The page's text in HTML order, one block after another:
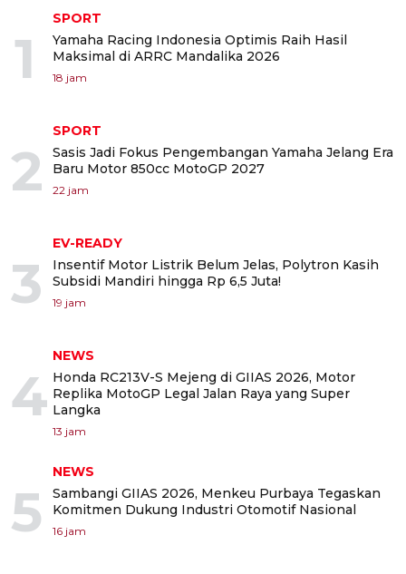
1
SPORT
Yamaha Racing Indonesia Optimis Raih Hasil
Maksimal di ARRC Mandalika 2026
18 jam
2
SPORT
Sasis Jadi Fokus Pengembangan Yamaha Jelang Era
Baru Motor 850cc MotoGP 2027
22 jam
3
EV-READY
Insentif Motor Listrik Belum Jelas, Polytron Kasih
Subsidi Mandiri hingga Rp 6,5 Juta!
19 jam
4
NEWS
Honda RC213V-S Mejeng di GIIAS 2026, Motor
Replika MotoGP Legal Jalan Raya yang Super
Langka
13 jam
5
NEWS
Sambangi GIIAS 2026, Menkeu Purbaya Tegaskan
Komitmen Dukung Industri Otomotif Nasional
16 jam